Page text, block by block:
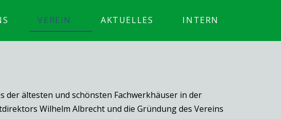
VEREIN AKTUELLES INTERN
der ältesten und schönsten Fachwerkhäuser in der
Wilhelm Albrecht und die Gründung des Vereins